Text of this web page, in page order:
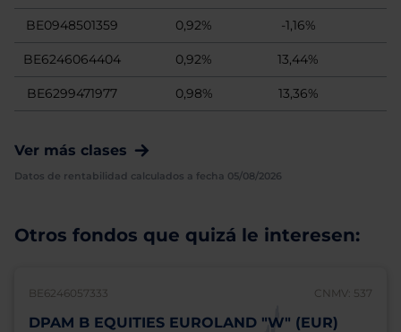
BE0948501359 0,92% -1,16%
BE6246064404 0,92% 13,44%
BE6299471977 0,98% 13,36%
Ver más clases
Datos de rentabilidad calculados a fecha 05/08/2026
Otros fondos que quizá le interesen:
BE6246057333 CNMV: 537
DPAM B EQUITIES EUROLAND "W" (EUR)